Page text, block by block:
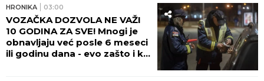
HRONIKA 03:00
VOZAČKA DOZVOLA NE VAŽI
10 GODINA ZA SVE! Mnogi je
obnavljaju već posle 6 meseci
ili godinu dana - evo zašto i ko